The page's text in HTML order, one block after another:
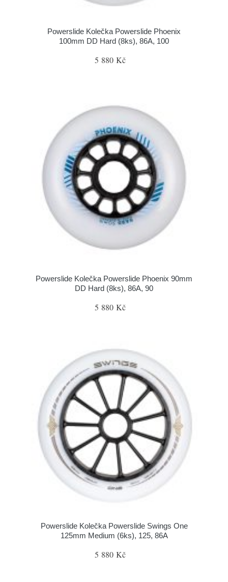
Powerslide Kolečka Powerslide Phoenix
100mm DD Hard (8ks), 86A, 100
5 880 Kč
Powerslide Kolečka Powerslide Phoenix 90mm
DD Hard (8ks), 86A, 90
5 880 Kč
Powerslide Kolečka Powerslide Swings One
125mm Medium (6ks), 125, 86A
5 880 Kč